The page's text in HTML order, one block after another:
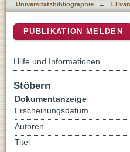
Universitätsbibliographie → 1
PUBLIKATION MELDEN
Hilfe und Informationen
Stöbern
Dokumentanzeige
Erscheinungsdatum
Autoren
Titel